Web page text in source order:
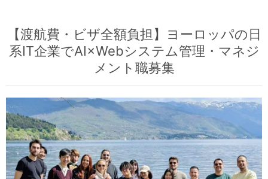
【渡航費・ビザ全額負担】ヨーロッパの日
系IT企業でAI×Webシステム管理・マネジ
メント職募集